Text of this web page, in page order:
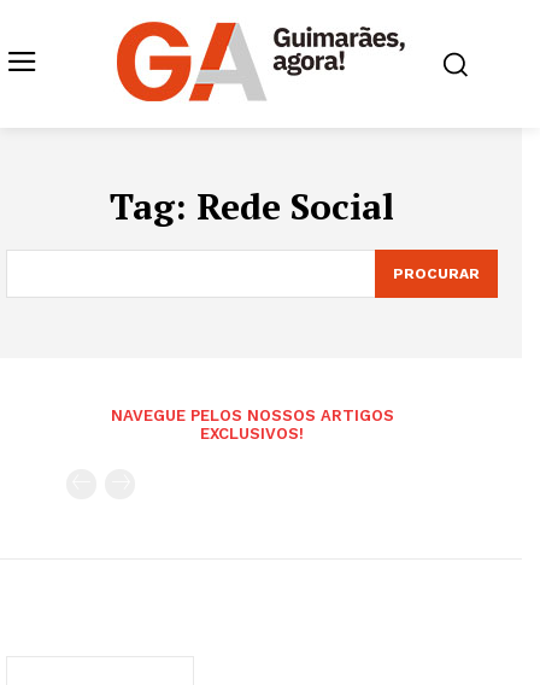
Tag: Rede Social
PROCURAR
NAVEGUE PELOS NOSSOS ARTIGOS
EXCLUSIVOS!